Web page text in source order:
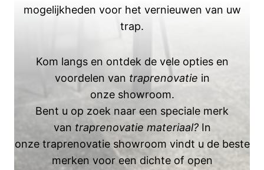
mogelijkheden voor het vernieuwen van uw
trap.
Kom langs en ontdek de vele opties en
voordelen van traprenovatie in
onze showroom.
Bent u op zoek naar een speciale merk
van traprenovatie materiaal?In
onze traprenovatie showroom vindt u de beste
merken voor een dichte of open